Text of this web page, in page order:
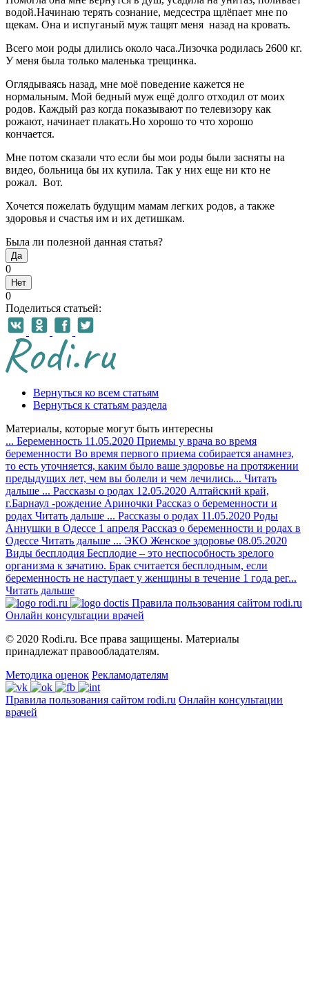
водой.Начинаю терять сознание, медсестра щлёпает мне по
щекам. Она и испуганый муж тащят меня назад на кровать.
Всего мои роды длились около часа.Лизочка родилась 2600 кг.
У меня была только маленька трещинка.
Оглядываясь назад, мне моё поведение кажется не
нормальным. Мой бедный муж ещё долго отходил от моих
родов. Каждый раз когда показывают по телевизору как
рожают, начинает плакать.Но хорошо то что хорошо
кончается.
Мне потом сказали что если бы мои роды были засняты на
видео, больница бы их купила. Так у них еще ни кто не
рожал. Вот.
Хочется пожелать будущим мамам легких родов, а также
здоровья и счастья им и их детишкам.
Была ли полезной данная статья?
Да
0
Нет
0
Поделиться статьей:
Вернуться ко всем статьям
Вернуться к статьям раздела
Материалы, которые могут быть интересны
... Беременность 11.05.2020 Приемы у врача во время
беременности Во время первого приема собирается анамнез,
то есть уточняется, каким было ваше здоровье на протяжении
предыдущих лет, чем вы болели и чем лечились... Читать
дальше ... Рассказы о родах 12.05.2020 Алтайский край,
г.Барнаул -рождение Ариночки Рассказ о беременности и
родах Читать дальше ... Рассказы о родах 11.05.2020 Роды
Аннушки в Одессе 1 апреля Рассказ о беременности и родах в
Одессе Читать дальше ... ЭКО Женское здоровье 08.05.2020
Виды бесплодия Бесплодие – это неспособность зрелого
организма к зачатию. Брак считается бесплодным, если
беременность не наступает у женщины в течение 1 года рег...
Читать дальше
Правила пользования сайтом rodi.ru
Онлайн консультации врачей
© 2020 Rodi.ru. Все права защищены. Материалы
принадлежат правообладателям.
Методика оценок Рекламодателям
Правила пользования сайтом rodi.ru Онлайн консультации
врачей